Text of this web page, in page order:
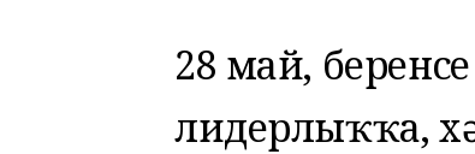
28 май, беренсе
лидерлыҡҡа,